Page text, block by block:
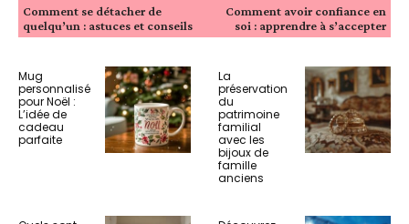
Comment se détacher de
quelqu’un : astuces et conseils
Comment avoir confiance en
soi : apprendre à s’accepter
Mug
personnalisé
pour Noël :
L’idée de
cadeau
parfaite
La
préservation
du
patrimoine
familial
avec les
bijoux de
famille
anciens